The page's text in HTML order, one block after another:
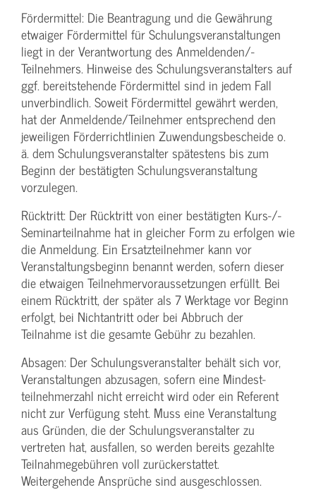
Fördermittel: Die Beantragung und die Gewährung
etwaiger Fördermittel für Schulungs­veranstaltungen
liegt in der Verantwortung des Anmeldenden/­
Teilnehmers. Hinweise des Schulungs­veranstalters auf
ggf. bereitstehende Fördermittel sind in jedem Fall
unverbindlich. Soweit Fördermittel gewährt werden,
hat der Anmeldende/­Teilnehmer entsprechend den
jeweiligen Förderrichtlinien Zuwendungs­bescheide o.
ä. dem Schulungs­veranstalter spätestens bis zum
Beginn der bestätigten Schulungs­veranstaltung
vorzulegen.
Rücktritt: Der Rücktritt von einer bestätigten Kurs-/­
Seminarteilnahme hat in gleicher Form zu erfolgen wie
die Anmeldung. Ein Ersatzteilnehmer kann vor
Veranstaltungs­beginn benannt werden, sofern dieser
die etwaigen Teilnehmer­voraussetzungen erfüllt. Bei
einem Rücktritt, der später als 7 Werktage vor Beginn
erfolgt, bei Nichtantritt oder bei Abbruch der
Teilnahme ist die gesamte Gebühr zu bezahlen.
Absagen: Der Schulungs­veranstalter behält sich vor,
Veranstaltungen abzusagen, sofern eine Mindest­
teilnehmerzahl nicht erreicht wird oder ein Referent
nicht zur Verfügung steht. Muss eine Veranstaltung
aus Gründen, die der Schulungs­veranstalter zu
vertreten hat, ausfallen, so werden bereits gezahlte
Teilnahme­gebühren voll zurückerstattet.
Weitergehende Ansprüche sind ausgeschlossen.